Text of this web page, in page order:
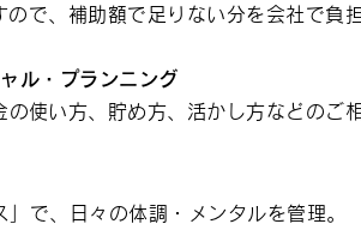
ので、補助額で足りない分を会社で負
ル・プランニング
使い方、貯め方、活かし方などのご
で、日々の体調・メンタルを管理。